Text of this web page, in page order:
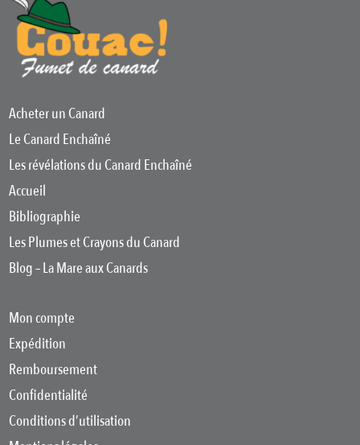
Acheter un Canard
Le Canard Enchaîné
Les révélations du Canard Enchaîné
Accueil
Bibliographie
Les Plumes et Crayons du Canard
Blog – La Mare aux Canards
Mon compte
Expédition
Remboursement
Confidentialité
Conditions d’utilisation